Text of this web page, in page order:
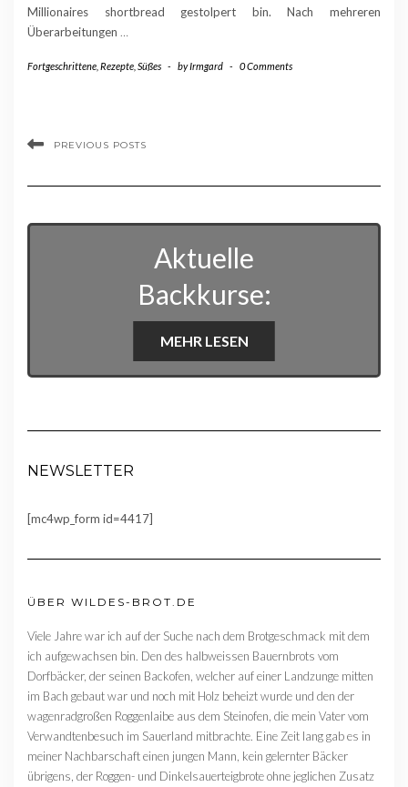
Millionaires shortbread gestolpert bin. Nach mehreren
Überarbeitungen …
Fortgeschrittene Rezepte Süßes - byIrmgard - 0 Comments
PREVIOUS POSTS
Aktuelle
Backkurse:
MEHR LESEN
NEWSLETTER
[mc4wp_form id=4417]
ÜBER WILDES-BROT.DE
Viele Jahre war ich auf der Suche nach dem Brotgeschmack mit dem
ich aufgewachsen bin. Den des halbweissen Bauernbrots vom
Dorfbäcker, der seinen Backofen, welcher auf einer Landzunge mitten
im Bach gebaut war und noch mit Holz beheizt wurde und den der
wagenradgroßen Roggenlaibe aus dem Steinofen, die mein Vater vom
Verwandtenbesuch im Sauerland mitbrachte. Eine Zeit lang gab es in
meiner Nachbarschaft einen jungen Mann, kein gelernter Bäcker
übrigens, der Roggen- und Dinkelsauerteigbrote ohne jeglichen Zusatz